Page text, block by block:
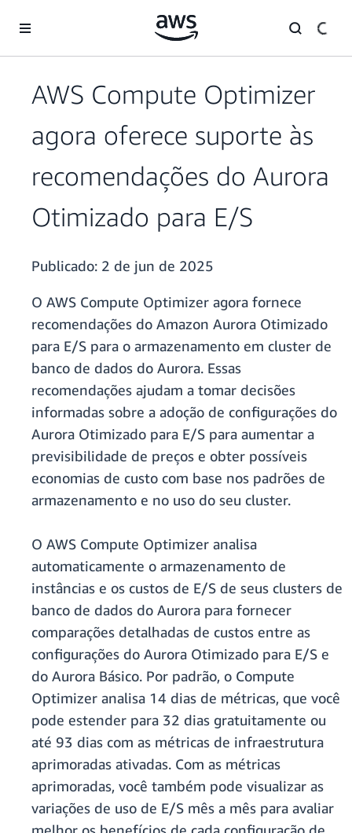
Pular para o conteúdo principal
AWS Compute Optimizer
agora oferece suporte às
recomendações do Aurora
Otimizado para E/S
Publicado: 2 de jun de 2025
O AWS Compute Optimizer agora fornece
recomendações do Amazon Aurora Otimizado
para E/S para o armazenamento em cluster de
banco de dados do Aurora. Essas
recomendações ajudam a tomar decisões
informadas sobre a adoção de configurações do
Aurora Otimizado para E/S para aumentar a
previsibilidade de preços e obter possíveis
economias de custo com base nos padrões de
armazenamento e no uso do seu cluster.
O AWS Compute Optimizer analisa
automaticamente o armazenamento de
instâncias e os custos de E/S de seus clusters de
banco de dados do Aurora para fornecer
comparações detalhadas de custos entre as
configurações do Aurora Otimizado para E/S e
do Aurora Básico. Por padrão, o Compute
Optimizer analisa 14 dias de métricas, que você
pode estender para 32 dias gratuitamente ou
até 93 dias com as métricas de infraestrutura
aprimoradas ativadas. Com as métricas
aprimoradas, você também pode visualizar as
variações de uso de E/S mês a mês para avaliar